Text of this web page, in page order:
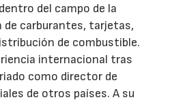
del campo de la
de carburantes, tarjetas,
de combustible.
internacional tras
como director de
de otros países. A su